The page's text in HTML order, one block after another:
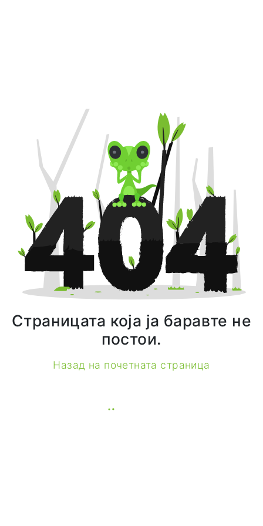
Страницата која ја баравте не
постои.
Назад на почетната страница